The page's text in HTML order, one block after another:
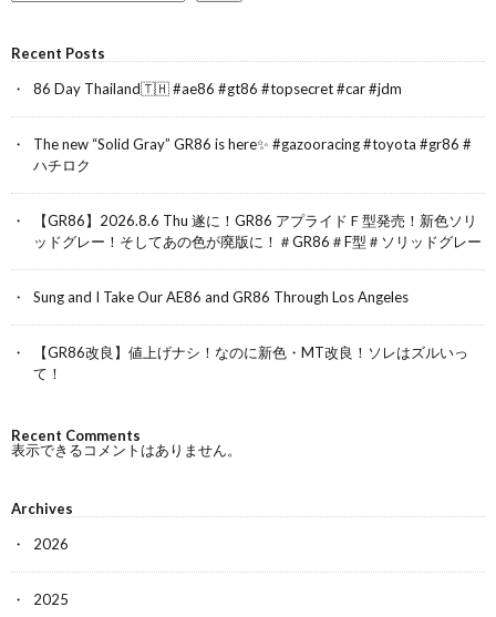
Recent Posts
86 Day Thailand🇹🇭 #ae86 #gt86 #topsecret #car #jdm
The new “Solid Gray” GR86 is here✨ #gazooracing #toyota #gr86 #
ハチロク
【GR86】2026.8.6 Thu 遂に！GR86 アプライドＦ型発売！新色ソリ
ッドグレー！そしてあの色が廃版に！＃GR86＃F型＃ソリッドグレー
Sung and I Take Our AE86 and GR86 Through Los Angeles
【GR86改良】値上げナシ！なのに新色・MT改良！ソレはズルいっ
て！
Recent Comments
表示できるコメントはありません。
Archives
2026
2025